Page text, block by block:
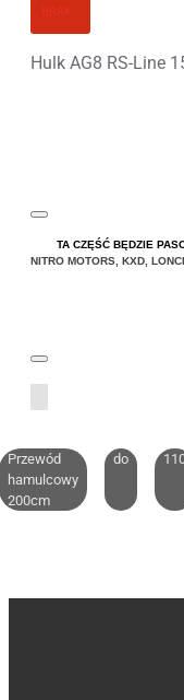
TA CZĘŚĆ BĘDZIE
NITRO MOTORS, KXD,
Przewód
hamulcowy
200cm
do